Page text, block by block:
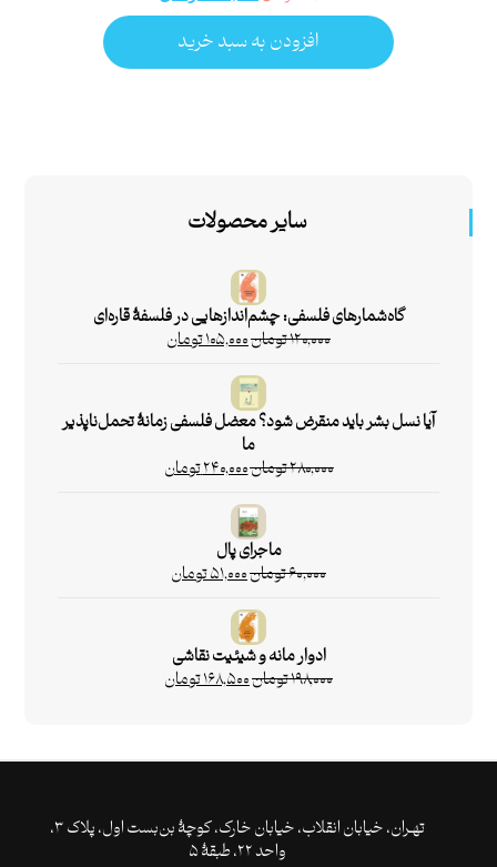
افزودن به سبد خرید
سایر محصولات
گاه‌شمارهای فلسفی: چشم‌اندازهایی در فلسفۀ قاره‌ای
۱۲۰,۰۰۰تومان۱۰۵,۰۰۰تومان
آیا نسل بشر باید منقرض شود؟ معضل فلسفی زمانۀ تحمل‌ناپذیر
ما
۲۸۰,۰۰۰تومان۲۴۰,۰۰۰تومان
ماجرای پال
۶۰,۰۰۰تومان۵۱,۰۰۰تومان
ادوار مانه و شیئیت نقاشی
۱۹۸,۰۰۰تومان۱۶۸,۵۰۰تومان
تهـران،‌ خیابان انقلاب، خیابان خارک، کوچۀ بن‌بست اول، پلاک ۳،
واحد ۲۲، طبقۀ ۵